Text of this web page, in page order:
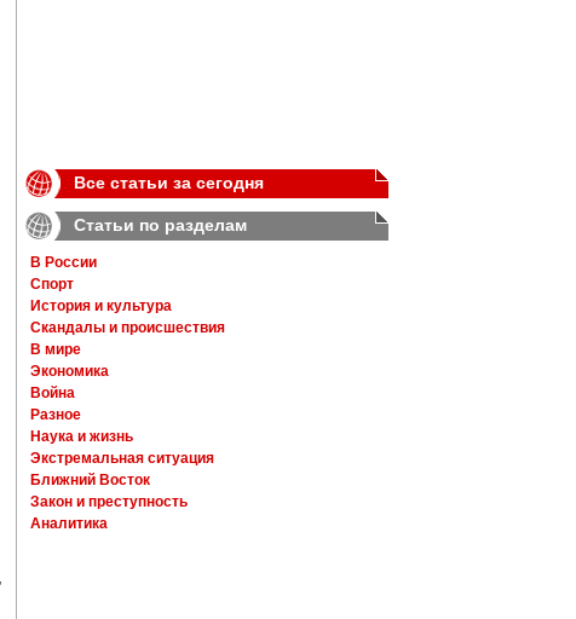
Все статьи за сегодня
Статьи по разделам
В России
Спорт
История и культура
Скандалы и происшествия
В мире
Экономика
Война
Разное
Наука и жизнь
Экстремальная ситуация
Ближний Восток
Закон и преступность
Аналитика